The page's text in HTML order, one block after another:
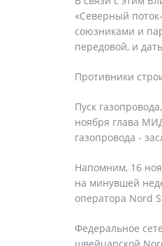
«Северный
союзниками и
передовой, и
Противники
Пуск
ноября глава
газопровода -
Напомним, 16
на минувшей
оператора Nord
Федеральное